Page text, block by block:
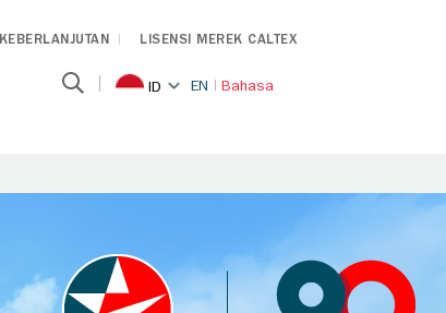
KEBERLANJUTAN LISENSI MEREK CALTEX
ID EN Bahasa